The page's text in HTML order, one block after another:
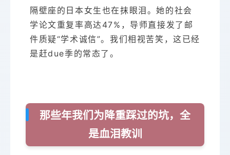
隔壁座的日本女生也在抹眼泪。她的社会
学论文重复率高达47%，导师直接发了邮
件质疑“学术诚信”。我们相视苦笑，这已经
是赶due季的常态了。
那些年我们为降重踩过的坑，全
是血泪教训